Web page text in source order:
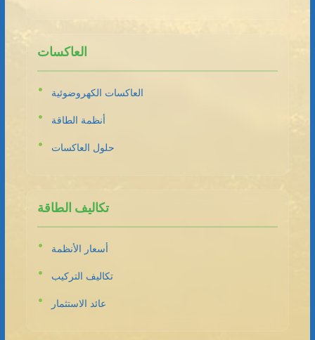
العاكسات
العاكسات الكهروضوئية
أنظمة الطاقة
حلول العاكسات
تكاليف الطاقة
أسعار الأنظمة
تكاليف التركيب
عائد الاستثمار